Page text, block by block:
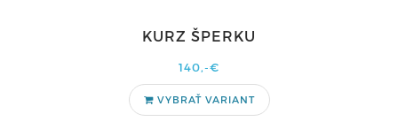
KURZ ŠPERKU
140,-€
VYBRAŤ VARIANT